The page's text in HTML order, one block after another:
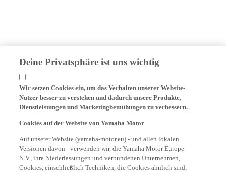
Deine Privatsphäre ist uns wichtig
Wir setzen Cookies ein, um das Verhalten unserer Website-
Nutzer besser zu verstehen und dadurch unsere Produkte,
Dienstleistungen und Marketingbemühungen zu verbessern.
Cookies auf der Website von Yamaha Motor
Auf unserer Website (yamaha-motor.eu) - und allen lokalen
Versionen davon - verwenden wir, die Yamaha Motor Europe
N.V., ihre Niederlassungen und verbundenen Unternehmen,
Cookies, einschließlich Techniken, die Cookies ähnlich sind,